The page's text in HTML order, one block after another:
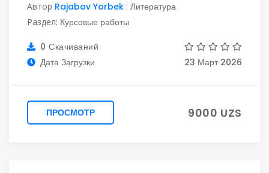
Автор Rajabov Yorbek : Литература
Раздел: Курсовые работы
0 Скачиваний
Дата Загрузки
23 Март 2026
ПРОСМОТР 9000 UZS